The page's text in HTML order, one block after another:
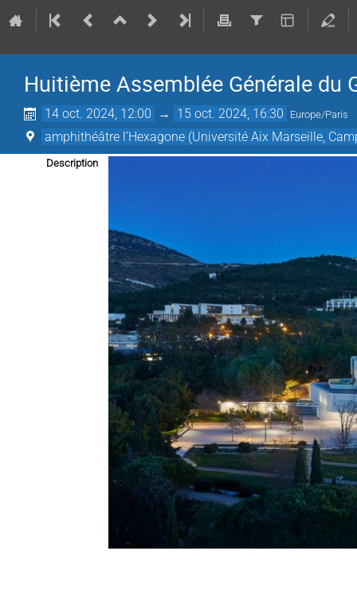
Huitième Assemblée Générale du
14 oct. 2024, 12:00 → 15 oct. 2024, 16:30 Europe/Paris
amphithéâtre l’Hexagone (Université Aix Marseille,
Description